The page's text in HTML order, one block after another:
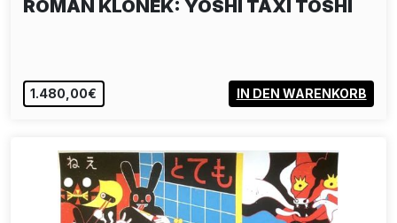
ROMAN KLONEK: YOSHI TAXI TOSHI
1.480,00€ IN DEN WARENKORB